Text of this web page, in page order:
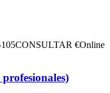
CONSULTAR €Online